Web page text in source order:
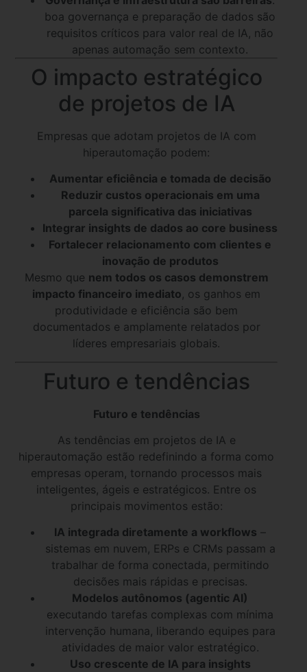
boa governança e preparação de dados são
requisitos críticos para valor real de IA, não
apenas automação sem contexto.
O impacto estratégico
de projetos de IA
Empresas que adotam projetos de IA com
hiperautomação podem:
Aumentar eficiência e tomada de decisão
Reduzir custos operacionais em uma
parcela significativa das iniciativas
Integrar insights de dados ao core business
Fortalecer relacionamento com clientes e
inovação de produtos
Mesmo que nem todos os casos demonstrem
impacto financeiro imediato, os ganhos em
produtividade e eficiência são bem
documentados e amplamente relatados por
líderes empresariais globais.
Futuro e tendências
Futuro e tendências
As tendências em projetos de IA e
hiperautomação estão redefinindo a forma como
empresas operam, tornando processos mais
inteligentes, ágeis e estratégicos. Entre os
principais movimentos estão:
IA integrada diretamente a workflows
sistemas em nuvem, ERPs e CRMs passam a
trabalhar de forma conectada, permitindo
decisões mais rápidas e precisas.
Modelos autônomos (agentic AI)
executando tarefas complexas com mínima
intervenção humana, liberando equipes para
atividades de maior valor estratégico.
Uso crescente de IA para insights